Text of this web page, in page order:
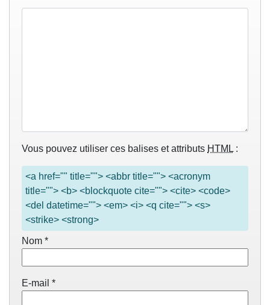
Vous pouvez utiliser ces balises et attributs HTML :
<a href="" title=""> <abbr title=""> <acronym
title=""> <b> <blockquote cite=""> <cite> <code>
<del datetime=""> <em> <i> <q cite=""> <s>
<strike> <strong>
Nom *
E-mail *